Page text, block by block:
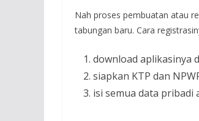
Nah proses pembuatan atau
tabungan baru. Cara
download aplikasinya
siapkan KTP dan
isi semua data pribadi